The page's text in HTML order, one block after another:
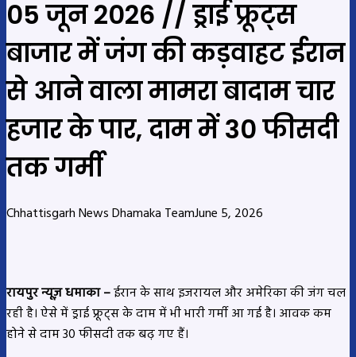
05 जून 2026 // ड्राई फ्रूट्स
बाजार में जंग की कड़वाहट ईरान
से आने वाला मामरा बादाम चार
हजार के पार, दाम में 30 फीसदी
तक गर्मी
Chhattisgarh News Dhamaka TeamJune 5, 2026
रायपुर न्यूज़ धमाका –ईरान के साथ इजरायल और अमेरिका की जंग चल
रही है। ऐसे में ड्राई फ्रूट्स के दाम में भी भारी गर्मी आ गई है। आवक कम
होने से दाम 30 फीसदी तक बढ़ गए हैं।